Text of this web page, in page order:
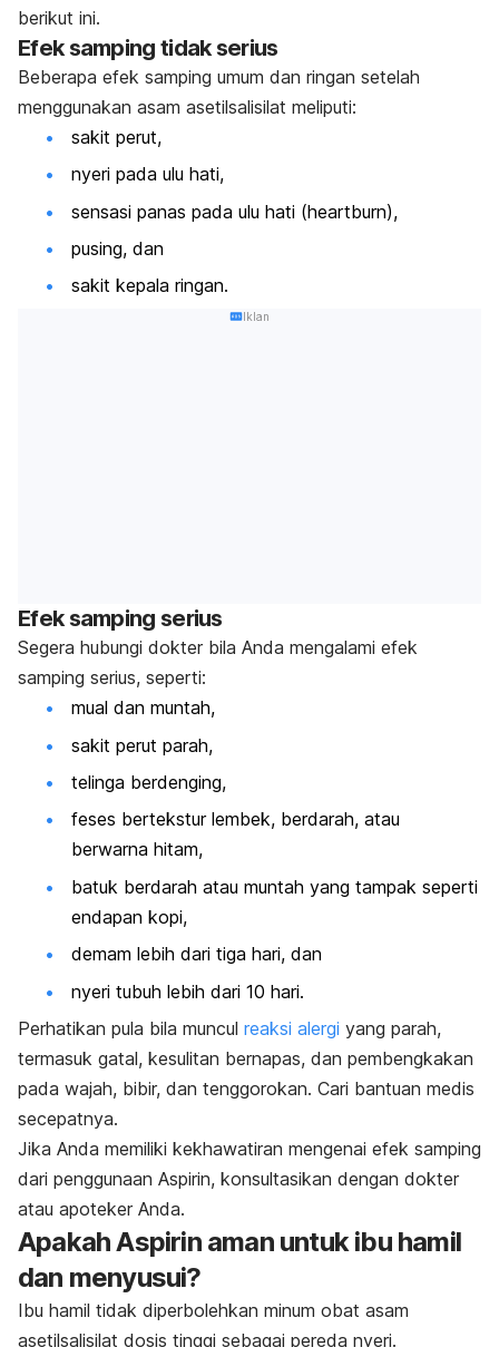
berikut ini.
Efek samping tidak serius
Beberapa efek samping umum dan ringan setelah
menggunakan asam asetilsalisilat meliputi:
sakit perut,
nyeri pada ulu hati,
sensasi panas pada ulu hati (heartburn),
pusing, dan
sakit kepala ringan.
Iklan
Efek samping serius
Segera hubungi dokter bila Anda mengalami efek
samping serius, seperti:
mual dan muntah,
sakit perut parah,
telinga berdenging,
feses bertekstur lembek, berdarah, atau
berwarna hitam,
batuk berdarah atau muntah yang tampak seperti
endapan kopi,
demam lebih dari tiga hari, dan
nyeri tubuh lebih dari 10 hari.
Perhatikan pula bila muncul reaksi alergi yang parah,
termasuk gatal, kesulitan bernapas, dan pembengkakan
pada wajah, bibir, dan tenggorokan. Cari bantuan medis
secepatnya.
Jika Anda memiliki kekhawatiran mengenai efek samping
dari penggunaan Aspirin, konsultasikan dengan dokter
atau apoteker Anda.
Apakah Aspirin aman untuk ibu hamil
dan menyusui?
Ibu hamil tidak diperbolehkan minum obat asam
asetilsalisilat dosis tinggi sebagai pereda nyeri.